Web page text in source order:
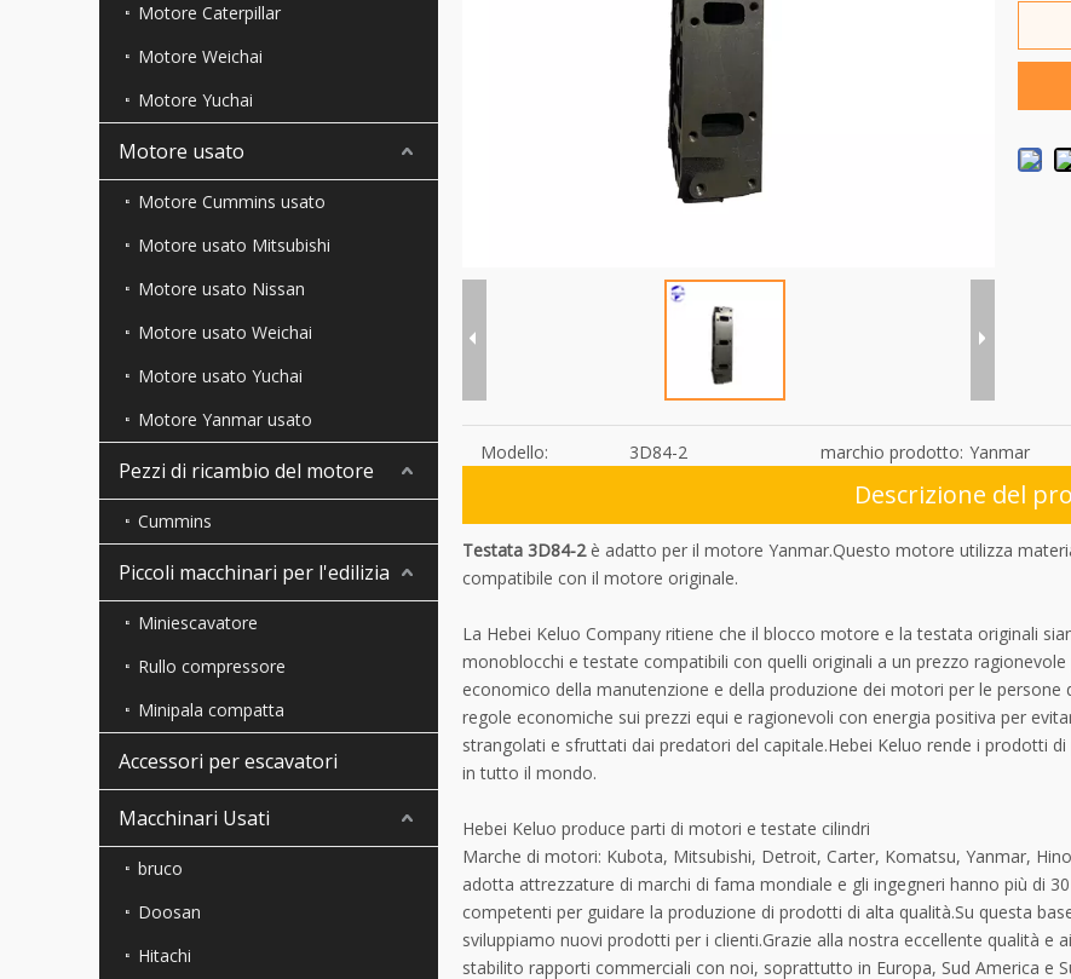
Motore Caterpillar
Motore Weichai
Motore Yuchai
Motore usato
Motore Cummins usato
Motore usato Mitsubishi
Motore usato Nissan
Motore usato Weichai
Motore usato Yuchai
Motore Yanmar usato
Pezzi di ricambio del motore
Cummins
Piccoli macchinari per l'edilizia
Miniescavatore
Rullo compressore
Minipala compatta
Accessori per escavatori
Macchinari Usati
bruco
Doosan
Hitachi
Modello: 3D84-2 marchio prodotto: Yanmar
Descrizione del
Testata 3D84-2è adatto per il motore Yanmar.Questo motore utilizza
compatibile con il motore originale.
La Hebei Keluo Company ritiene che il blocco motore e la testata originali
monoblocchi e testate compatibili con quelli originali a un prezzo
economico della manutenzione e della produzione dei motori per le
regole economiche sui prezzi equi e ragionevoli con energia positiva per
strangolati e sfruttati dai predatori del capitale.Hebei Keluo rende i prodotti
in tutto il mondo.
Hebei Keluo produce parti di motori e testate cilindri
Marche di motori: Kubota, Mitsubishi, Detroit, Carter, Komatsu, Yanmar,
adotta attrezzature di marchi di fama mondiale e gli ingegneri hanno più di
competenti per guidare la produzione di prodotti di alta qualità.Su questa
sviluppiamo nuovi prodotti per i clienti.Grazie alla nostra eccellente qualità e
stabilito rapporti commerciali con noi, soprattutto in Europa, Sud America e